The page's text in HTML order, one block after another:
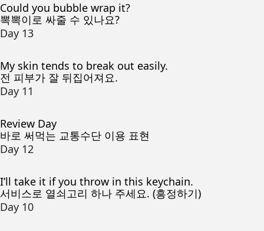
Could you bubble wrap it?
뽁뽁이로 싸줄 수 있나요?
Day 13
My skin tends to break out easily.
전 피부가 잘 뒤집어져요.
Day 11
Review Day
바로 써먹는 교통수단 이용 표현
Day 12
I’ll take it if you throw in this keychain.
서비스로 열쇠고리 하나 주세요. (흥정하기)
Day 10